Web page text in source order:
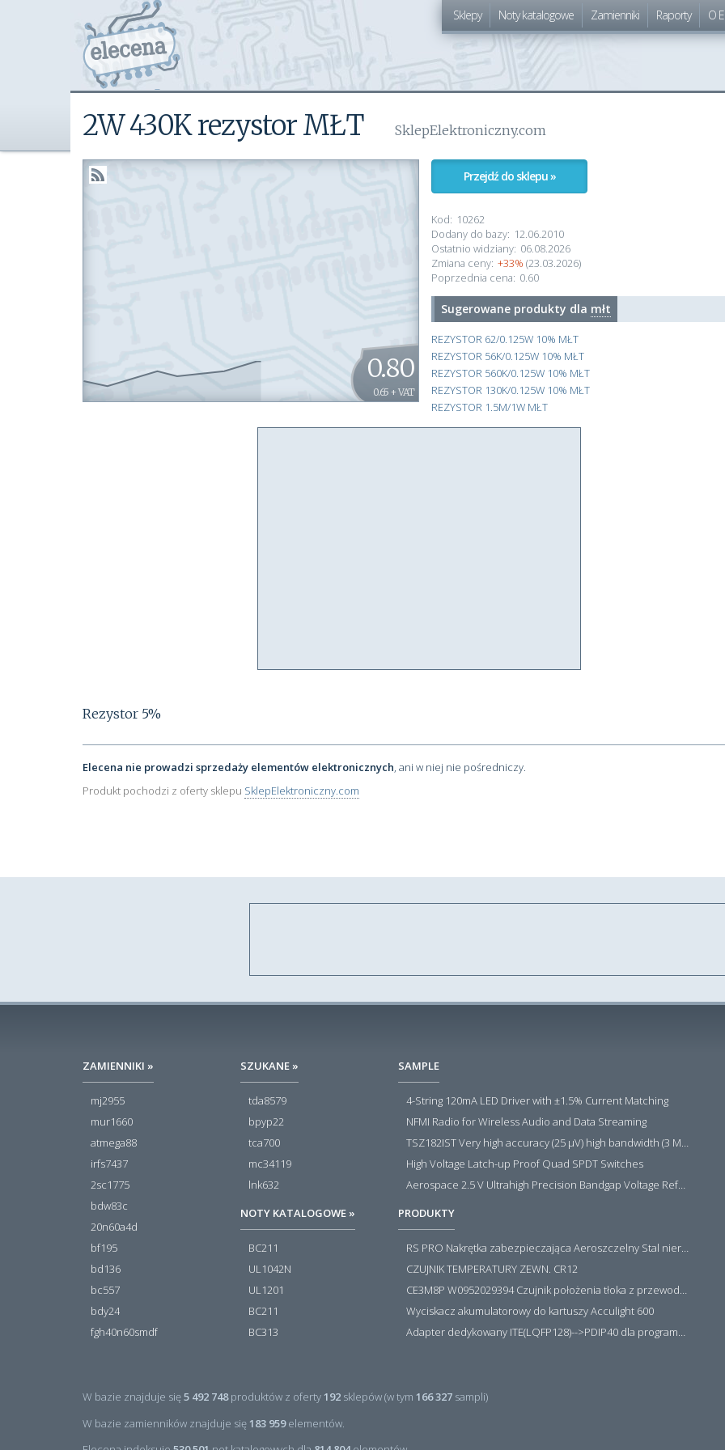
Sklepy Noty katalogowe Zamienniki Raporty O
2W 430K rezystor MŁT SklepElektroniczny.com
0.80
0.65 + VAT
Przejdź do sklepu »
Kod: 10262
Dodany do bazy: 12.06.2010
Ostatnio widziany: 06.08.2026
Zmiana ceny: +33% (23.03.2026)
Poprzednia cena: 0.60
Sugerowane produkty dla młt
REZYSTOR 62/0.125W 10% MŁT
REZYSTOR 56K/0.125W 10% MŁT
REZYSTOR 560K/0.125W 10% MŁT
REZYSTOR 130K/0.125W 10% MŁT
REZYSTOR 1.5M/1W MŁT
Rezystor 5%
Elecena nie prowadzi sprzedaży elementów elektronicznych, ani w niej nie pośredniczy.
Produkt pochodzi z oferty sklepu SklepElektroniczny.com
ZAMIENNIKI »
mj2955
mur1660
atmega88
irfs7437
2sc1775
bdw83c
20n60a4d
bf195
bd136
bc557
bdy24
fgh40n60smdf
SZUKANE »
tda8579
bpyp22
tca700
mc34119
lnk632
NOTY KATALOGOWE »
BC211
UL1042N
UL1201
BC211
BC313
SAMPLE
4-String 120mA LED Driver with ±1.5% Current Matching
NFMI Radio for Wireless Audio and Data Streaming
TSZ182IST Very high accuracy (25 µV) high bandwidth (3 MHz) zero drift 5 V operational amplifiers
High Voltage Latch-up Proof Quad SPDT Switches
Aerospace 2.5 V Ultrahigh Precision Bandgap Voltage Reference
PRODUKTY
RS PRO Nakrętka zabezpieczająca Aeroszczelny Stal nierdzewna 316 Zwykłe
CZUJNIK TEMPERATURY ZEWN. CR12
CE3M8P W0952029394 Czujnik położenia tłoka z przewodem i złączem M8, PNP NO, 10...30VDC, 100mA, METALWORK, METAL WORK jak MZT1-0
Wyciskacz akumulatorowy do kartuszy Acculight 600
Adapter dedykowany ITE(LQFP128)-->PDIP40 dla programatora RT809H/RT809F (simple)
W bazie znajduje się5 492 748produktów z oferty 192 sklepów (w tym 166 327 sampli)
W bazie zamienników znajduje się 183 959elementów.